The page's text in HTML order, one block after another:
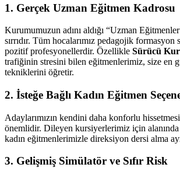
1. Gerçek Uzman Eğitmen Kadrosu
Kurumumuzun adını aldığı “Uzman
sırrıdır. Tüm hocalarımız pedagojik formasyon
pozitif profesyonellerdir. Özellikle Sürücü
trafiğinin stresini bilen eğitmenlerimiz, size en
tekniklerini öğretir.
2. İsteğe Bağlı Kadın Eğitmen
Adaylarımızın kendini daha konforlu
önemlidir. Dileyen kursiyerlerimiz için
kadın eğitmenlerimizle direksiyon dersi alma
3. Gelişmiş Simülatör ve Sıfır Risk